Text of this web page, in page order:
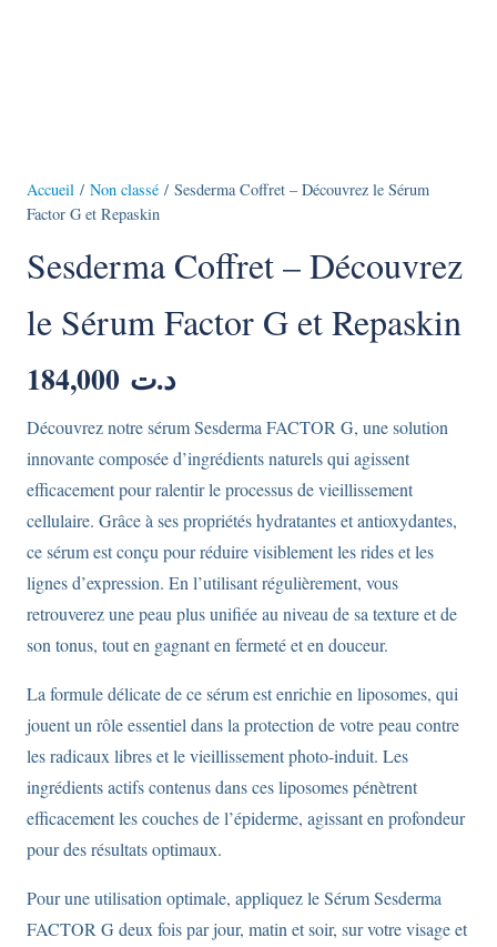
Accueil / Non classé / Sesderma Coffret – Découvrez le Sérum
Factor G et Repaskin
Sesderma Coffret – Découvrez
le Sérum Factor G et Repaskin
د.ت
Découvrez notre sérum Sesderma FACTOR G, une solution
innovante composée d’ingrédients naturels qui agissent
efficacement pour ralentir le processus de vieillissement
cellulaire. Grâce à ses propriétés hydratantes et antioxydantes,
ce sérum est conçu pour réduire visiblement les rides et les
lignes d’expression. En l’utilisant régulièrement, vous
retrouverez une peau plus unifiée au niveau de sa texture et de
son tonus, tout en gagnant en fermeté et en douceur.
La formule délicate de ce sérum est enrichie en liposomes, qui
jouent un rôle essentiel dans la protection de votre peau contre
les radicaux libres et le vieillissement photo-induit. Les
ingrédients actifs contenus dans ces liposomes pénètrent
efficacement les couches de l’épiderme, agissant en profondeur
pour des résultats optimaux.
Pour une utilisation optimale, appliquez le Sérum Sesderma
FACTOR G deux fois par jour, matin et soir, sur votre visage et